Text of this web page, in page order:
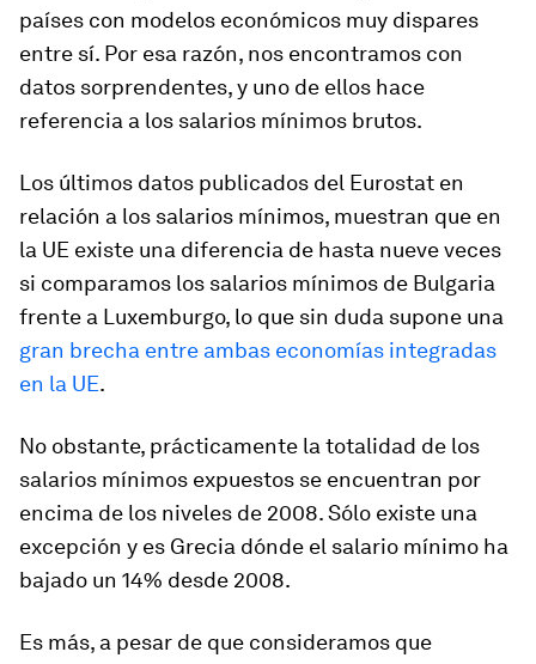
países con modelos económicos muy dispares
entre sí. Por esa razón, nos encontramos con
datos sorprendentes, y uno de ellos hace
referencia a los salarios mínimos brutos.
Los últimos datos publicados del Eurostat en
relación a los salarios mínimos, muestran que en
la UE existe una diferencia de hasta nueve veces
si comparamos los salarios mínimos de Bulgaria
frente a Luxemburgo, lo que sin duda supone una
gran brecha entre ambas economías integradas
en la UE.
No obstante, prácticamente la totalidad de los
salarios mínimos expuestos se encuentran por
encima de los niveles de 2008. Sólo existe una
excepción y es Grecia dónde el salario mínimo ha
bajado un 14% desde 2008.
Es más, a pesar de que consideramos que